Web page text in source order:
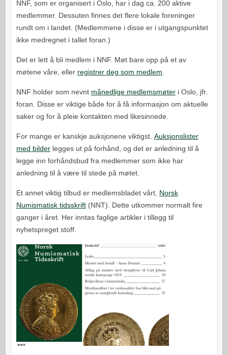
NNF, som er organisert i Oslo, har i dag ca. 200 aktive
medlemmer. Dessuten finnes det flere lokale foreninger
rundt om i landet. (Medlemmene i disse er i utgangspunktet
ikke medregnet i tallet foran.)
Det er lett å bli medlem i NNF. Møt bare opp på et av
møtene våre, eller registrer deg som medlem.
NNF holder som nevnt månedlige medlemsmøteri Oslo, jfr.
foran. Disse er viktige både for å få informasjon om aktuelle
saker og for å pleie kontakten med likesinnede.
For mange er kanskje auksjonene viktigst. Auksjonslister
med bilderlegges ut på forhånd, og det er anledning til å
legge inn forhåndsbud fra medlemmer som ikke har
anledning til å være til stede på møtet.
Et annet viktig tilbud er medlemsbladet vårt, Norsk
Numismatisk tidsskrift(NNT). Dette utkommer normalt fire
ganger i året. Her inntas faglige artikler i tillegg til
nyhetspreget stoff.